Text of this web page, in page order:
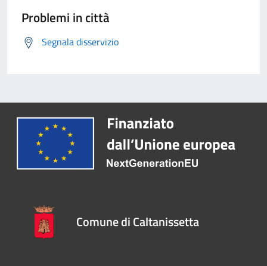
Problemi in città
Segnala disservizio
Comune di Caltanissetta